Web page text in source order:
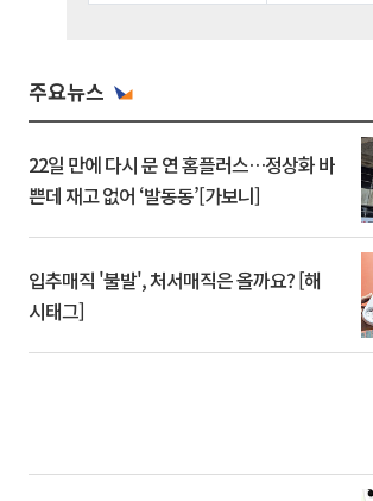
주요뉴스
22일 만에 다시 문 연 홈플러스…정상화 바
쁜데 재고 없어 ‘발동동’[가보니]
입추매직 '불발', 처서매직은 올까요? [해
시태그]